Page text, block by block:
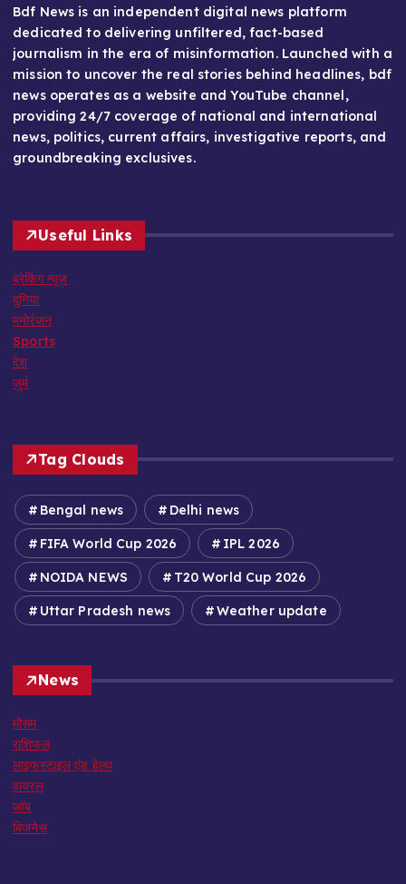
Bdf News is an independent digital news platform
dedicated to delivering unfiltered, fact-based
journalism in the era of misinformation. Launched with a
mission to uncover the real stories behind headlines, bdf
news operates as a website and YouTube channel,
providing 24/7 coverage of national and international
news, politics, current affairs, investigative reports, and
groundbreaking exclusives.
Useful Links
ब्रेकिंग न्यूज़
दुनिया
मनोरंजन
Sports
देश
जुर्म
Tag Clouds
Bengal news Delhi news
FIFA World Cup 2026 IPL 2026
NOIDA NEWS T20 World Cup 2026
Uttar Pradesh news Weather update
News
मौसम
राशिफल
लाइफस्टाइल एंड हेल्थ
वायरल
जॉब
बिजनेस